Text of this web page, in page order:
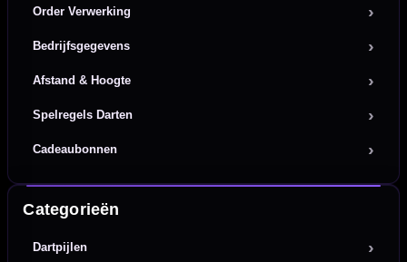
Order Verwerking
Bedrijfsgegevens
Afstand & Hoogte
Spelregels Darten
Cadeaubonnen
Categorieën
Dartpijlen